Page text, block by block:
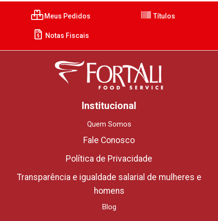
Meus Pedidos Títulos
Notas Fiscais
Institucional
Quem Somos
Fale Conosco
Política de Privacidade
Transparência e igualdade salarial de mulheres e
homens
Blog